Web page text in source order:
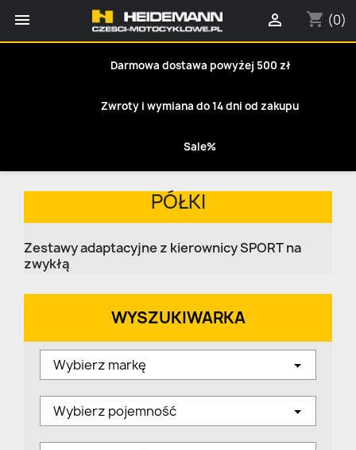
 shopping_cart (0)

Darmowa dostawa powyżej 500 zł
Zwroty i wymiana do 14 dni od zakupu
Sale%
PÓŁKI
Zestawy adaptacyjne z kierownicy SPORT na
zwykłą
WYSZUKIWARKA
Wybierz markę
Wybierz pojemność